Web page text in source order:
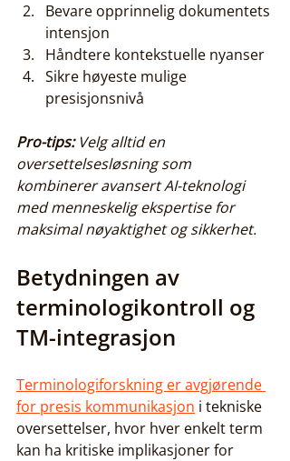
Bevare opprinnelig dokumentets
intensjon
Håndtere kontekstuelle nyanser
Sikre høyeste mulige
presisjonsnivå
Pro-tips: Velg alltid en
oversettelsesløsning som
kombinerer avansert AI-teknologi
med menneskelig ekspertise for
maksimal nøyaktighet og sikkerhet.
Betydningen av
terminologikontroll og
TM-integrasjon
Terminologiforskning er avgjørende
for presis kommunikasjon i tekniske
oversettelser, hvor hver enkelt term
kan ha kritiske implikasjoner for